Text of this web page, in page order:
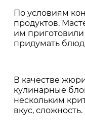
По условиям
продуктов.
им
придумать
В качестве
кулинарные
нескольким
вкус, сложность.